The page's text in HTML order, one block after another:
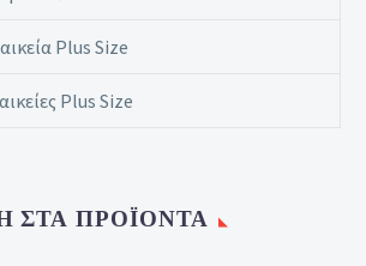
Plus Size
Plus Size
ΣΤΑ ΠΡΟΪΌΝΤΑ